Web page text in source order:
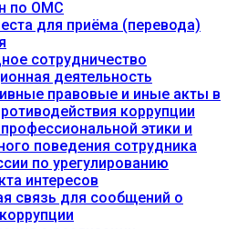
по ОМС
для приёма (перевода)
сотрудничество
деятельность
правовые и иные акты в
коррупции
этики и
поведения сотрудника
по урегулированию
интересов
связь для сообщений о